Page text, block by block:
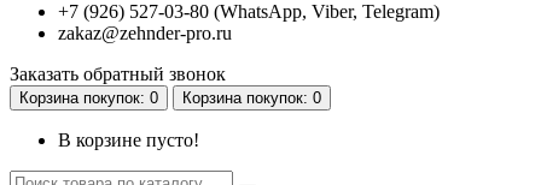
+7 (926) 527-03-80 (WhatsApp, Viber, Telegram)
zakaz@zehnder-pro.ru
Заказать обратный звонок
Корзинапокупок: 0 Корзинапокупок: 0
В корзине пусто!